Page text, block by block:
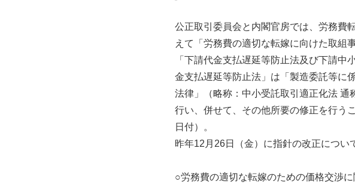
公正取引委員会と内閣官房では、労務費
えて「労務費の適切な転嫁に向けた取組
「下請代金支払遅延等防止法及び下請
金支払遅延等防止法」は「製造委託等に
法律」（略称：中小受託取引適正化法
行い、併せて、その他所要の修正を行う
日付）。
昨年12月26日（金）に指針の改正につい
○労務費の適切な転嫁のための価格交渉